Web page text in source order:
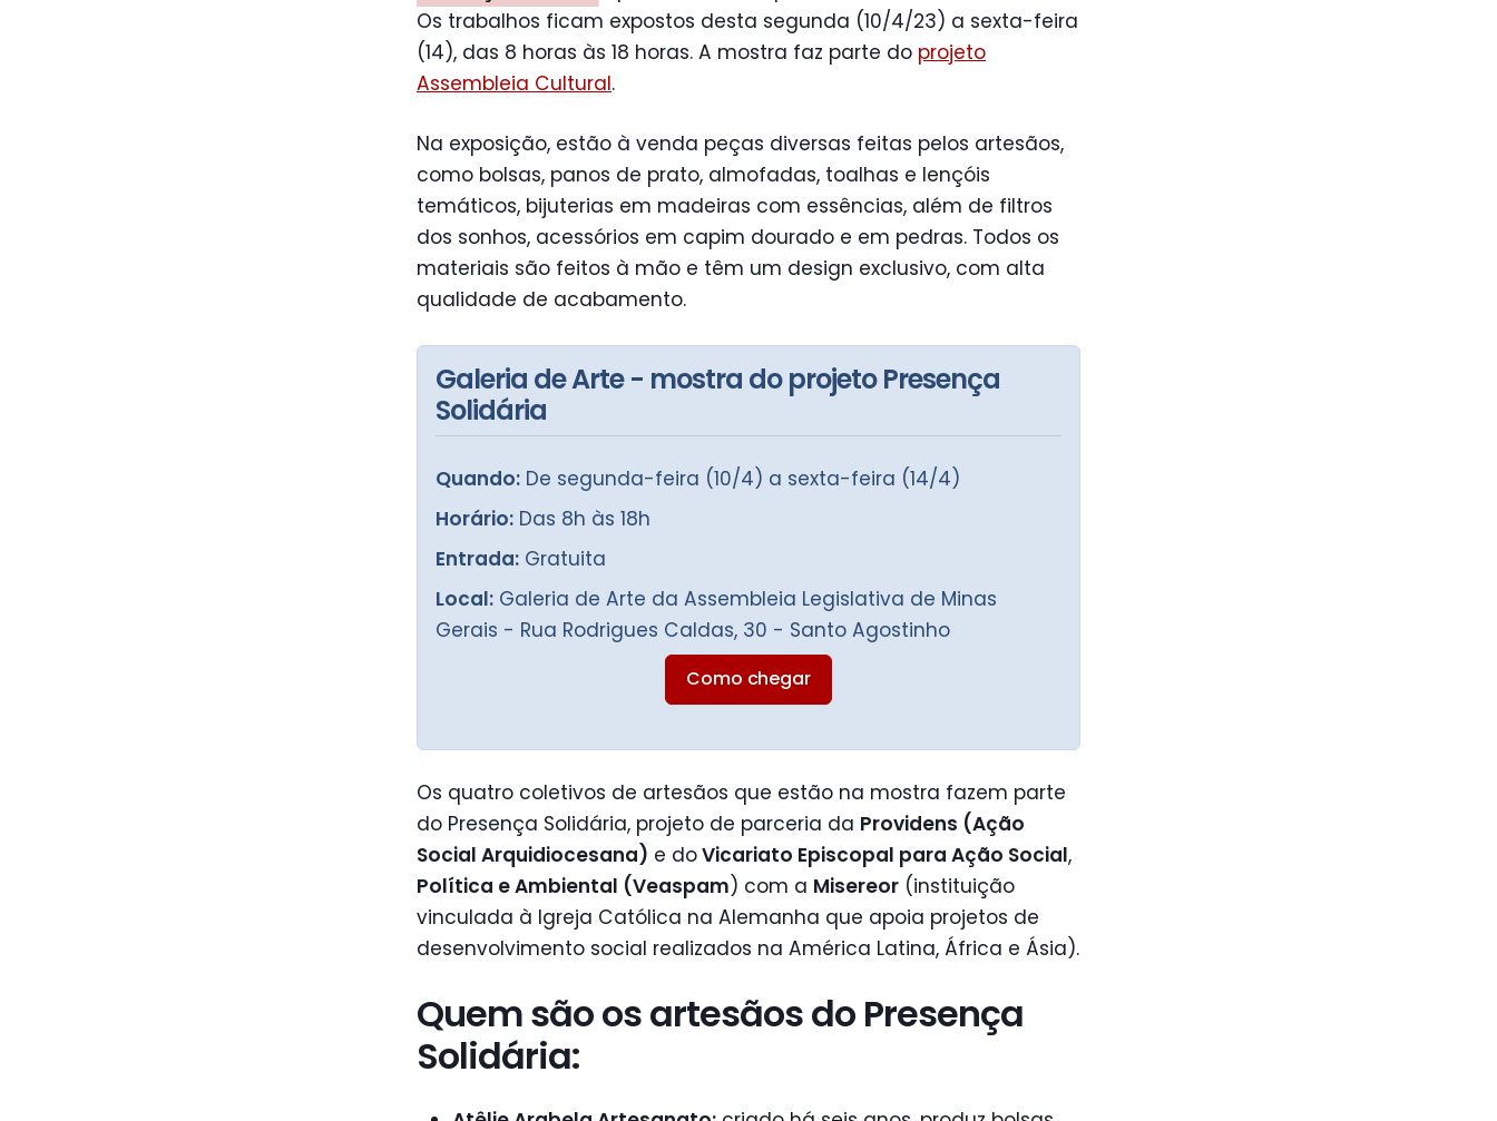
Os trabalhos ficam expostos desta segunda (10/4/23) a sexta-feira
(14), das 8 horas às 18 horas. A mostra faz parte do projeto
Assembleia Cultural.
Na exposição, estão à venda peças diversas feitas pelos artesãos,
como bolsas, panos de prato, almofadas, toalhas e lençóis
temáticos, bijuterias em madeiras com essências, além de filtros
dos sonhos, acessórios em capim dourado e em pedras. Todos os
materiais são feitos à mão e têm um design exclusivo, com alta
qualidade de acabamento.
Galeria de Arte - mostra do projeto Presença
Solidária
Quando: De segunda-feira (10/4) a sexta-feira (14/4)
Horário: Das 8h às 18h
Entrada: Gratuita
Local: Galeria de Arte da Assembleia Legislativa de Minas
Gerais - Rua Rodrigues Caldas, 30 - Santo Agostinho
Como chegar
Os quatro coletivos de artesãos que estão na mostra fazem parte
do Presença Solidária, projeto de parceria da Providens (Ação
Social Arquidiocesana) e doVicariato Episcopal para Ação Social,
Política e Ambiental (Veaspam) com a Misereor (instituição
vinculada à Igreja Católica na Alemanha que apoia projetos de
desenvolvimento social realizados na América Latina, África e Ásia).
Quem são os artesãos do Presença
Solidária: